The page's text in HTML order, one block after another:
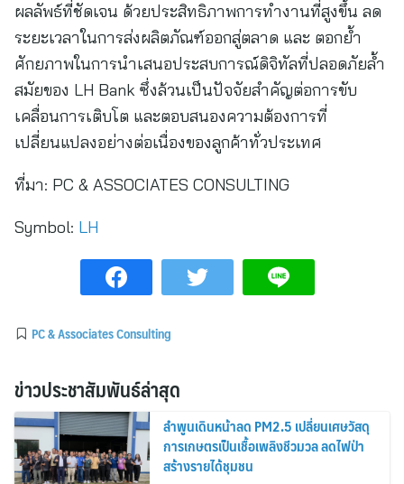
ผลลัพธ์ที่ชัดเจน ด้วยประสิทธิภาพการทำงานที่สูงขึ้น ลด
ระยะเวลาในการส่งผลิตภัณฑ์ออกสู่ตลาด และ ตอกย้ำ
ศักยภาพในการนำเสนอประสบการณ์ดิจิทัลที่ปลอดภัยล้ำ
สมัยของ LH Bank ซึ่งล้วนเป็นปัจจัยสำคัญต่อการขับ
เคลื่อนการเติบโต และตอบสนองความต้องการที่
เปลี่ยนแปลงอย่างต่อเนื่องของลูกค้าทั่วประเทศ
ที่มา: PC & ASSOCIATES CONSULTING
Symbol: LH
PC & Associates Consulting
ข่าวประชาสัมพันธ์ล่าสุด
ลำพูนเดินหน้าลด PM2.5 เปลี่ยนเศษวัสดุ
การเกษตรเป็นเชื้อเพลิงชีวมวล ลดไฟป่า
สร้างรายได้ชุมชน